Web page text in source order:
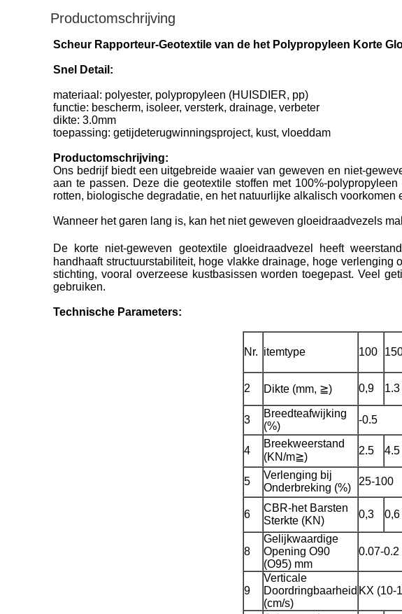
Productomschrijving
Scheur Rapporteur-Geotextile van de het Polypropyleen Korte
Snel Detail:
materiaal: polyester, polypropyleen (HUISDIER, pp)
functie: bescherm, isoleer, versterk, drainage, verbeter
dikte: 3.0mm
toepassing: getijdeterugwinningsproject, kust, vloeddam
Productomschrijving:
Ons bedrijf biedt een uitgebreide waaier van geweven en niet-
aan te passen. Deze die geotextile stoffen met 100%-
rotten, biologische degradatie, en het natuurlijke alkalisch voorkomen
Wanneer het garen lang is, kan het niet geweven gloeidraadvezels
De korte niet-geweven geotextile gloeidraadvezel heeft
handhaaft structuurstabiliteit, hoge vlakke drainage, hoge verlenging
stichting, vooral overzeese kustbasissen worden toegepast. Veel
gebruiken.
Technische Parameters:
Nr. itemtype 100
2 Dikte (mm, ≧) 0,9 1.3
3
Breedteafwijking
(%)
-0.5
4
Breekweerstand
(KN/m≧)
2.5 4.5
5
Verlenging bij
Onderbreking (%)
25-100
6
CBR-het Barsten
Sterkte (KN)
0,3 0,6
8
Gelijkwaardige
Opening O90
(O95) mm
0.07-0.2
9
Verticale
Doordringbaarheid
(cm/s)
KX (10-